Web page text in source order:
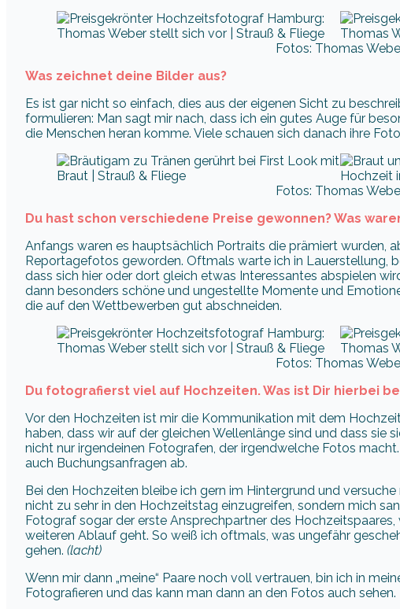
Fotos: Thomas
Was zeichnet deine Bilder aus?
Es ist gar nicht so einfach, dies aus der eigenen Sicht zu
formulieren: Man sagt mir nach, dass ich ein gutes Auge für
die Menschen heran komme. Viele schauen sich danach ihre
Fotos: Thomas
Du hast schon verschiedene Preise gewonnen? Was
Anfangs waren es hauptsächlich Portraits die prämiert wurden,
Reportagefotos geworden. Oftmals warte ich in Lauerstellung,
dass sich hier oder dort gleich etwas Interessantes abspielen
dann besonders schöne und ungestellte Momente und
die auf den Wettbewerben gut abschneiden.
Fotos: Thomas
Du fotografierst viel auf Hochzeiten. Was ist Dir hierbei
Vor den Hochzeiten ist mir die Kommunikation mit dem
haben, dass wir auf der gleichen Wellenlänge sind und dass sie
nicht nur irgendeinen Fotografen, der irgendwelche Fotos
auch Buchungsanfragen ab.
Bei den Hochzeiten bleibe ich gern im Hintergrund und
nicht zu sehr in den Hochzeitstag einzugreifen, sondern mich
Fotograf sogar der erste Ansprechpartner des
weiteren Ablauf geht. So weiß ich oftmals, was ungefähr
gehen. (lacht)
Wenn mir dann „meine“ Paare noch voll vertrauen, bin ich in
Fotografieren und das kann man dann an den Fotos auch sehen.